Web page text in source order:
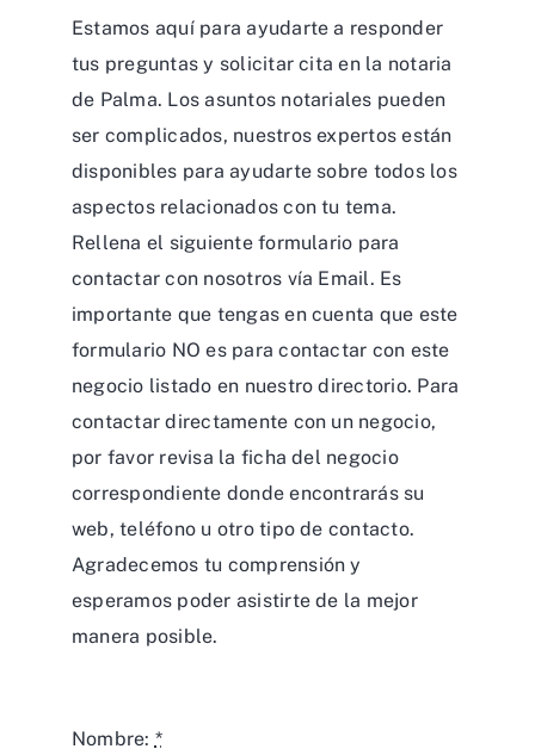
Estamos aquí para ayudarte a responder
tus preguntas y solicitar cita en la notaria
de Palma. Los asuntos notariales pueden
ser complicados, nuestros expertos están
disponibles para ayudarte sobre todos los
aspectos relacionados con tu tema.
Rellena el siguiente formulario para
contactar con nosotros vía Email. Es
importante que tengas en cuenta que este
formulario NO es para contactar con este
negocio listado en nuestro directorio. Para
contactar directamente con un negocio,
por favor revisa la ficha del negocio
correspondiente donde encontrarás su
web, teléfono u otro tipo de contacto.
Agradecemos tu comprensión y
esperamos poder asistirte de la mejor
manera posible.
Nombre: *